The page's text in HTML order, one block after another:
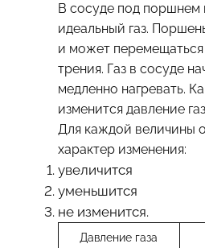
В сосуде под поршнем
идеальный газ.
и может перемещаться
трения. Газ в сосуде
медленно нагревать.
изменится давление
Для каждой величины
характер изменения:
увеличится
уменьшится
не изменится.
Давление газа